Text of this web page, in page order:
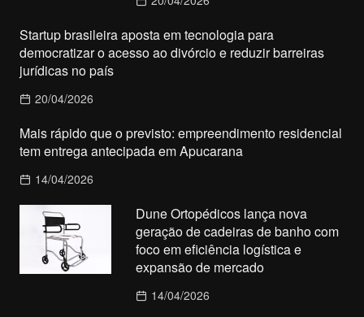
Startup brasileira aposta em tecnologia para
democratizar o acesso ao divórcio e reduzir barreiras
jurídicas no país
20/04/2026
Mais rápido que o previsto: empreendimento residencial
tem entrega antecipada em Apucarana
14/04/2026
Dune Ortopédicos lança nova
geração de cadeiras de banho com
foco em eficiência logística e
expansão de mercado
14/04/2026